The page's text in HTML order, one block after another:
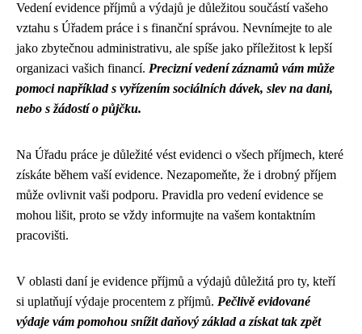
Vedení evidence příjmů a výdajů je důležitou součástí vašeho
vztahu s Úřadem práce i s finanční správou. Nevnímejte to ale
jako zbytečnou administrativu, ale spíše jako příležitost k lepší
organizaci vašich financí. Precizní vedení záznamů vám může
pomoci například s vyřízením sociálních dávek, slev na dani,
nebo s žádostí o půjčku.
Na Úřadu práce je důležité vést evidenci o všech příjmech, které
získáte během vaší evidence. Nezapomeňte, že i drobný příjem
může ovlivnit vaši podporu. Pravidla pro vedení evidence se
mohou lišit, proto se vždy informujte na vašem kontaktním
pracovišti.
V oblasti daní je evidence příjmů a výdajů důležitá pro ty, kteří
si uplatňují výdaje procentem z příjmů. Pečlivě evidované
výdaje vám pomohou snížit daňový základ a získat tak zpět